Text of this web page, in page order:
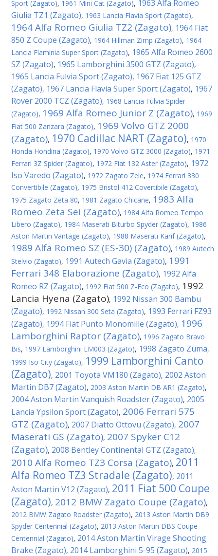
Sport (Zagato), 1961 Mini Cat (Zagato), 1963 Alfa Romeo
Giulia TZ1 (Zagato), 1963 Lancia Flavia Sport (Zagato),
1964 Alfa Romeo Giulia TZ2 (Zagato), 1964 Fiat
850 Z Coupe (Zagato), 1964 Hillman Zimp (Zagato), 1964
Lancia Flaminia Super Sport (Zagato), 1965 Alfa Romeo 2600
SZ (Zagato), 1965 Lamborghini 3500 GTZ (Zagato),
1965 Lancia Fulvia Sport (Zagato), 1967 Fiat 125 GTZ
(Zagato), 1967 Lancia Flavia Super Sport (Zagato), 1967
Rover 2000 TCZ (Zagato), 1968 Lancia Fulvia Spider
(Zagato), 1969 Alfa Romeo Junior Z (Zagato), 1969
Fiat 500 Zanzara (Zagato), 1969 Volvo GTZ 2000
(Zagato), 1970 Cadillac NART (Zagato), 1970
Honda Hondina (Zagato), 1970 Volvo GTZ 3000 (Zagato), 1971
Ferrari 3Z Spider (Zagato), 1972 Fiat 132 Aster (Zagato), 1972
Iso Varedo (Zagato), 1972 Zagato Zele, 1974 Ferrari 330
Convertibile (Zagato), 1975 Bristol 412 Covertibile (Zagato),
1975 Zagato Zeta 80, 1981 Zagato Chicane, 1983 Alfa
Romeo Zeta Sei (Zagato), 1984 Alfa Romeo Tempo
Libero (Zagato), 1984 Maserati Biturbo Spyder (Zagato), 1986
Aston Martin Vantage (Zagato), 1988 Maserati Karif (Zagato),
1989 Alfa Romeo SZ (ES-30) (Zagato), 1989 Autech
Stelvio (Zagato), 1991 Autech Gavia (Zagato), 1991
Ferrari 348 Elaborazione (Zagato), 1992 Alfa
Romeo RZ (Zagato), 1992 Fiat 500 Z-Eco (Zagato), 1992
Lancia Hyena (Zagato), 1992 Nissan 300 Bambu
(Zagato), 1992 Nissan 300 Seta (Zagato), 1993 Ferrari FZ93
(Zagato), 1994 Fiat Punto Monomille (Zagato), 1996
Lamborghini Raptor (Zagato), 1996 Zagato Bravo
Bis, 1997 Lamborghini LM003 (Zagato), 1998 Zagato Zuma,
1999 Iso City (Zagato), 1999 Lamborghini Canto
(Zagato), 2001 Toyota VM180 (Zagato), 2002 Aston
Martin DB7 (Zagato), 2003 Aston Martin DB AR1 (Zagato),
2004 Aston Martin Vanquish Roadster (Zagato), 2005
Lancia Ypsilon Sport (Zagato), 2006 Ferrari 575
GTZ (Zagato), 2007 Diatto Ottovu (Zagato), 2007
Maserati GS (Zagato), 2007 Spyker C12
(Zagato), 2008 Bentley Continental GTZ (Zagato),
2010 Alfa Romeo TZ3 Corsa (Zagato), 2011
Alfa Romeo TZ3 Stradale (Zagato), 2011
Aston Martin V12 (Zagato), 2011 Fiat 500 Coupe
(Zagato), 2012 BMW Zagato Coupe (Zagato),
2012 BMW Zagato Roadster (Zagato), 2013 Aston Martin DB9
Spyder Centennial (Zagato), 2013 Aston Martin DBS Coupe
Centennial (Zagato), 2014 Aston Martin Virage Shooting
Brake (Zagato), 2014 Lamborghini 5-95 (Zagato), 2015